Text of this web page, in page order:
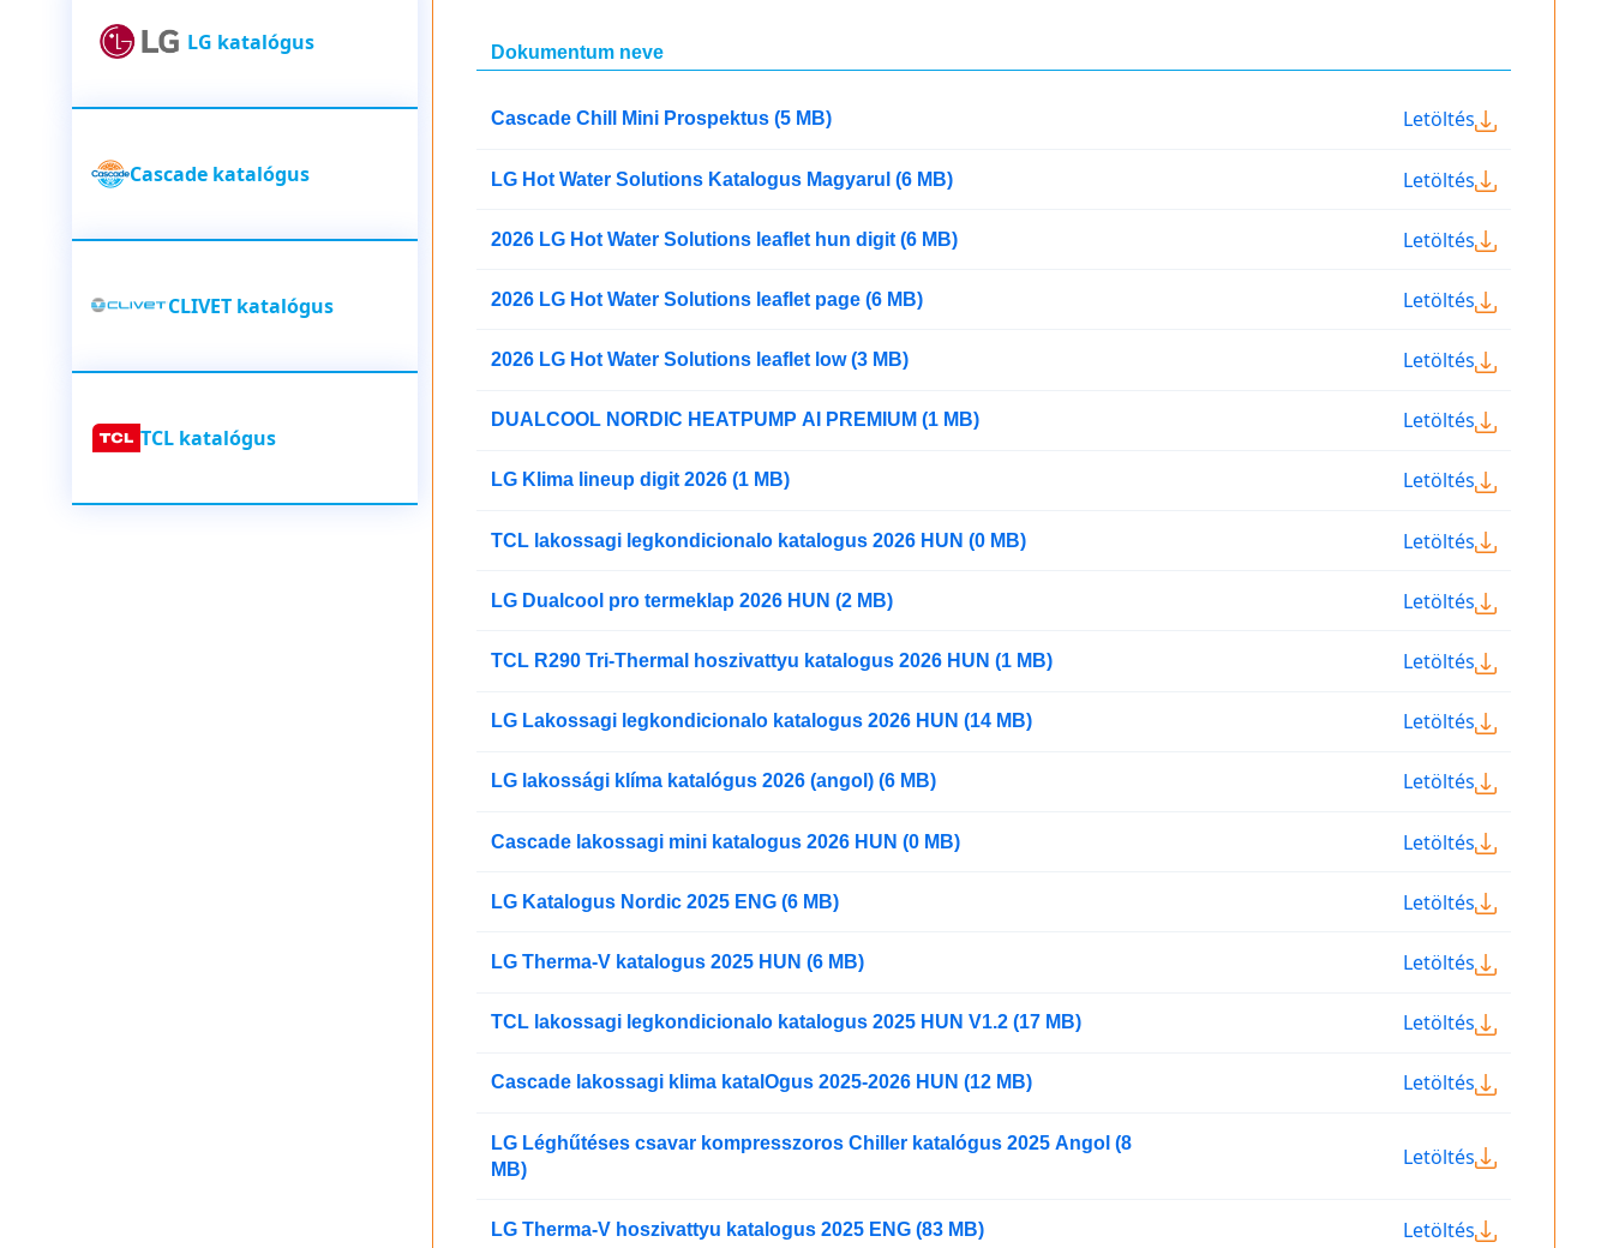
LG katalógus
Cascade katalógus
CLIVET katalógus
TCL katalógus
Dokumentum neve
Cascade Chill Mini Prospektus (5 MB) Letöltés
LG Hot Water Solutions Katalogus Magyarul (6 MB) Letöltés
2026 LG Hot Water Solutions leaflet hun digit (6 MB) Letöltés
2026 LG Hot Water Solutions leaflet page (6 MB) Letöltés
2026 LG Hot Water Solutions leaflet low (3 MB) Letöltés
DUALCOOL NORDIC HEATPUMP AI PREMIUM (1 MB) Letöltés
LG Klima lineup digit 2026 (1 MB) Letöltés
TCL lakossagi legkondicionalo katalogus 2026 HUN (0 MB) Letöltés
LG Dualcool pro termeklap 2026 HUN (2 MB) Letöltés
TCL R290 Tri-Thermal hoszivattyu katalogus 2026 HUN (1 MB) Letöltés
LG Lakossagi legkondicionalo katalogus 2026 HUN (14 MB) Letöltés
LG lakossági klíma katalógus 2026 (angol) (6 MB) Letöltés
Cascade lakossagi mini katalogus 2026 HUN (0 MB) Letöltés
LG Katalogus Nordic 2025 ENG (6 MB) Letöltés
LG Therma-V katalogus 2025 HUN (6 MB) Letöltés
TCL lakossagi legkondicionalo katalogus 2025 HUN V1.2 (17 MB) Letöltés
Cascade lakossagi klima katalOgus 2025-2026 HUN (12 MB) Letöltés
LG Léghűtéses csavar kompresszoros Chiller katalógus 2025 Angol (8
MB)
Letöltés
LG Therma-V hoszivattyu katalogus 2025 ENG (83 MB) Letöltés